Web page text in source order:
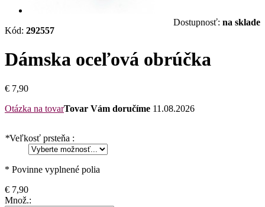
Kód: 292557
Dostupnosť: na sklade
Dámska oceľová obrúčka
€ 7,90
Otázka na tovarTovar Vám doručíme 11.08.2026
*Veľkosť prsteňa :
* Povinne vyplnené polia
€ 7,90
Množ.: